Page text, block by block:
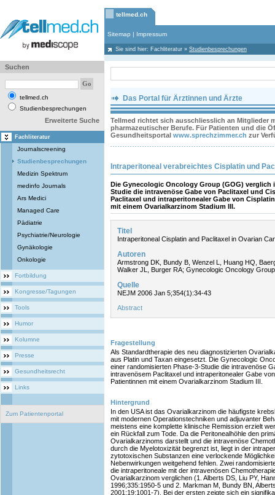
tellmed.ch
Sitemap | Impressum
Sie sind hier: Fachliteratur » Studienbesprechungen
Suchen
tellmed.ch
Studienbesprechungen
Erweiterte Suche
Fachliteratur
Journalscreening
Studienbesprechungen
Medizin Spektrum
medinfo Journals
Ars Medici
Managed Care
Pädiatrie
Psychiatrie/Neurologie
Gynäkologie
Onkologie
Fortbildung
Kongresse/Tagungen
Tools
Humor
Kolumne
Presse
Gesundheitsrecht
Links
Zum Patientenportal
Das Portal für Ärztinnen und Ärzte
Tellmed richtet sich ausschliesslich an Mitglieder
pharmazeutischer Berufe. Für Patienten und die
Gesundheitsportal www.sprechzimmer.ch zur
Intraperitoneal verabreichtes Cisplatin und
Die Gynecologic Oncology Group (GOG) verglich
Studie die intravenöse Gabe von Paclitaxel und
Paclitaxel und intraperitonealer Gabe von
mit einem Ovarialkarzinom Stadium III.
Titel
Intraperitoneal Cisplatin and Paclitaxel in Ovarian
Autoren
Armstrong DK, Bundy B, Wenzel L, Huang HQ,
Walker JL, Burger RA; Gynecologic Oncology
Quelle
NEJM 2006 Jan 5;354(1):34-43
Abstract
Fragestellung
Als Standardtherapie des neu diagnostizierten
aus Platin und Taxan eingesetzt. Die Gynecologic
einer randomisierten Phase-3-Studie die intravenöse
intravenösem Paclitaxel und intraperitonealer Gabe
Patientinnen mit einem Ovarialkarzinom Stadium III.
Hintergrund
In den USA ist das Ovarialkarzinom die häufigste
mit modernen Operationstechniken und adjuvanter
meistens eine komplette klinische Remission erzielt
ein Rückfall zum Tode. Da die Peritonealhöhle den
Ovarialkarzinoms darstellt und die intravenöse
durch die Myelotoxizität begrenzt ist, liegt in der
zytotoxischen Substanzen eine verlockende
Nebenwirkungen weitgehend fehlen. Zwei
die intraperitoneale mit der intravenösen
Ovarialkarzinom verglichen (1. Alberts DS, Liu PY,
1996;335:1950-5 und 2. Markman M, Bundy BN,
2001;19:1001-7). Bei der ersten zeigte sich ein